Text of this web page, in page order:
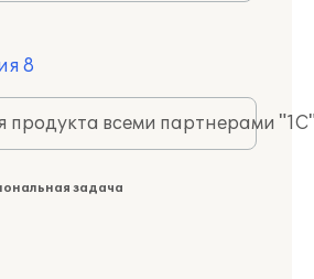
8
продукта всеми партнерами
задача